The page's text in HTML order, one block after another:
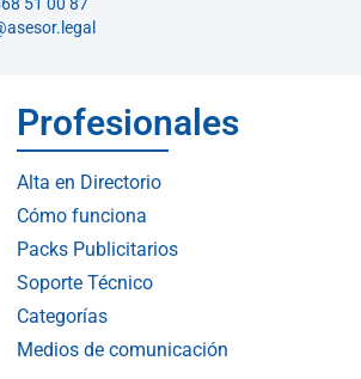
Profesionales
Alta en Directorio
Cómo funciona
Packs Publicitarios
Soporte Técnico
Categorías
Medios de comunicación